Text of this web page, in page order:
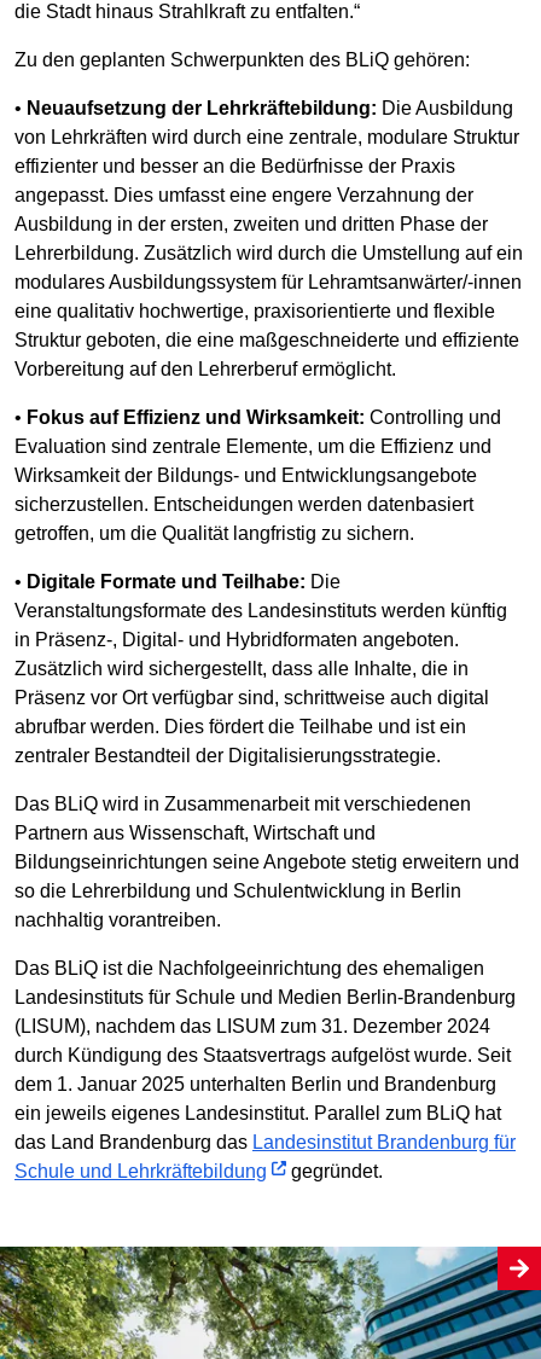
die Stadt hinaus Strahlkraft zu entfalten.“
Zu den geplanten Schwerpunkten des BLiQ gehören:
• Neuaufsetzung der Lehrkräftebildung: Die Ausbildung
von Lehrkräften wird durch eine zentrale, modulare Struktur
effizienter und besser an die Bedürfnisse der Praxis
angepasst. Dies umfasst eine engere Verzahnung der
Ausbildung in der ersten, zweiten und dritten Phase der
Lehrerbildung. Zusätzlich wird durch die Umstellung auf ein
modulares Ausbildungssystem für Lehramtsanwärter/-innen
eine qualitativ hochwertige, praxisorientierte und flexible
Struktur geboten, die eine maßgeschneiderte und effiziente
Vorbereitung auf den Lehrerberuf ermöglicht.
• Fokus auf Effizienz und Wirksamkeit: Controlling und
Evaluation sind zentrale Elemente, um die Effizienz und
Wirksamkeit der Bildungs- und Entwicklungsangebote
sicherzustellen. Entscheidungen werden datenbasiert
getroffen, um die Qualität langfristig zu sichern.
• Digitale Formate und Teilhabe: Die
Veranstaltungsformate des Landesinstituts werden künftig
in Präsenz-, Digital- und Hybridformaten angeboten.
Zusätzlich wird sichergestellt, dass alle Inhalte, die in
Präsenz vor Ort verfügbar sind, schrittweise auch digital
abrufbar werden. Dies fördert die Teilhabe und ist ein
zentraler Bestandteil der Digitalisierungsstrategie.
Das BLiQ wird in Zusammenarbeit mit verschiedenen
Partnern aus Wissenschaft, Wirtschaft und
Bildungseinrichtungen seine Angebote stetig erweitern und
so die Lehrerbildung und Schulentwicklung in Berlin
nachhaltig vorantreiben.
Das BLiQ ist die Nachfolgeeinrichtung des ehemaligen
Landesinstituts für Schule und Medien Berlin-Brandenburg
(LISUM), nachdem das LISUM zum 31. Dezember 2024
durch Kündigung des Staatsvertrags aufgelöst wurde. Seit
dem 1. Januar 2025 unterhalten Berlin und Brandenburg
ein jeweils eigenes Landesinstitut. Parallel zum BLiQ hat
das Land Brandenburg das Landesinstitut Brandenburg für
Schule und Lehrkräftebildung
gegründet.